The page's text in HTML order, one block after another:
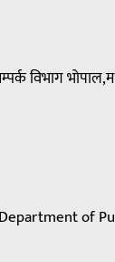
विभाग
of